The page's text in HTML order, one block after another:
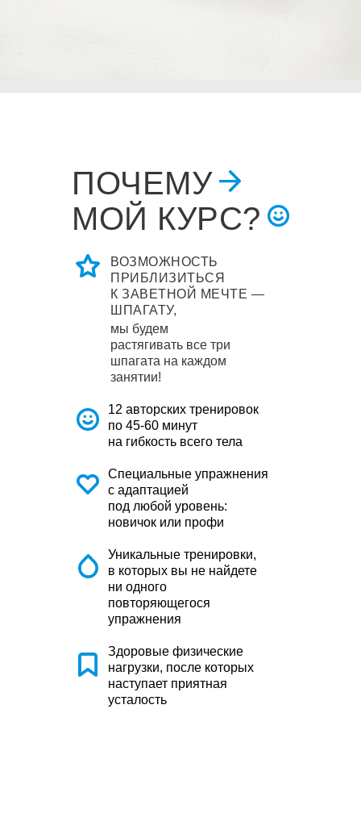
ПОЧЕМУ
МОЙ КУРС?
12 авторских тренировок
по 45-60 минут
на гибкость всего тела
Специальные упражнения
с адаптацией
под любой уровень:
новичок или профи
Уникальные тренировки,
в которых вы не найдете
ни одного
повторяющегося
упражнения
Здоровые физические
нагрузки, после которых
наступает приятная
усталость
ВОЗМОЖНОСТЬ
ПРИБЛИЗИТЬСЯ
К ЗАВЕТНОЙ МЕЧТЕ —
ШПАГАТУ,
мы будем
растягивать все три
шпагата на каждом
занятии!